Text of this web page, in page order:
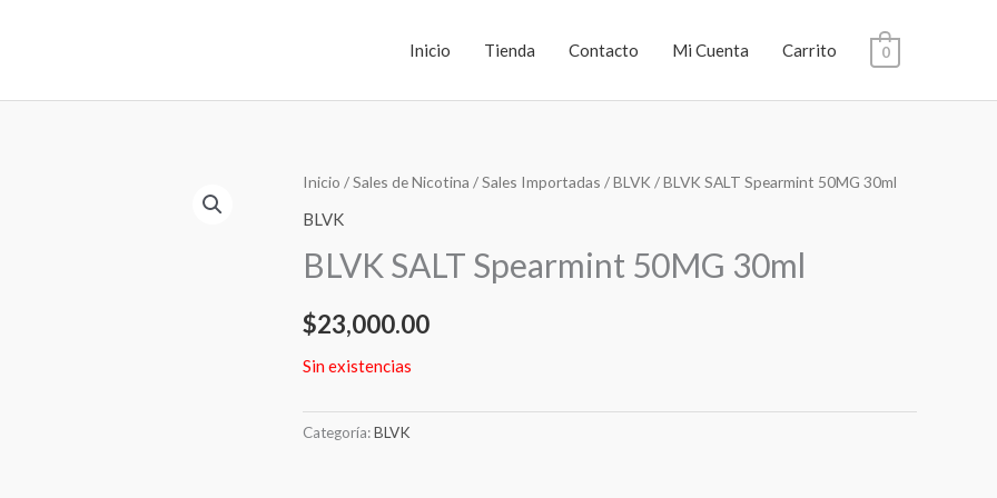
Inicio Tienda Contacto Mi Cuenta Carrito 0
Inicio /Sales de Nicotina /Sales Importadas /BLVK / BLVK SALT Spearmint 50MG 30ml
BLVK
BLVK SALT Spearmint 50MG 30ml
$23,000.00
Sin existencias
Categoría:BLVK